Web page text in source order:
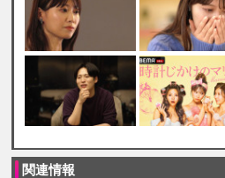
関連情報